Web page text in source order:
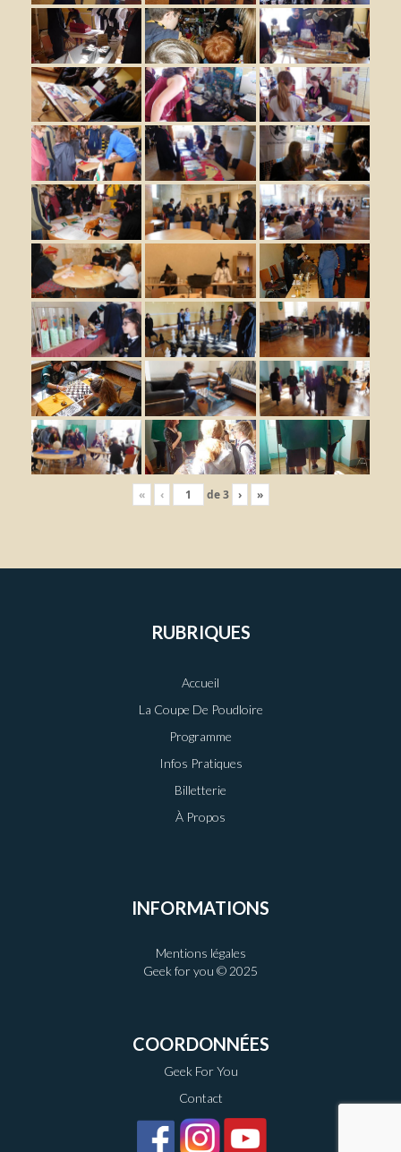
« ‹ de3 › »
RUBRIQUES
Accueil
La Coupe De Poudloire
Programme
Infos Pratiques
Billetterie
À Propos
INFORMATIONS
Mentions légales
Geek for you © 2025
COORDONNÉES
Geek For You
Contact